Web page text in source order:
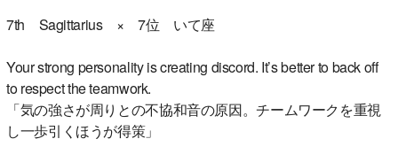
7th Sagittarius × 7位 いて座
Your strong personality is creating discord. It’s better to back off
to respect the teamwork.
「気の強さが周りとの不協和音の原因。チームワークを重視
し一歩引くほうが得策」